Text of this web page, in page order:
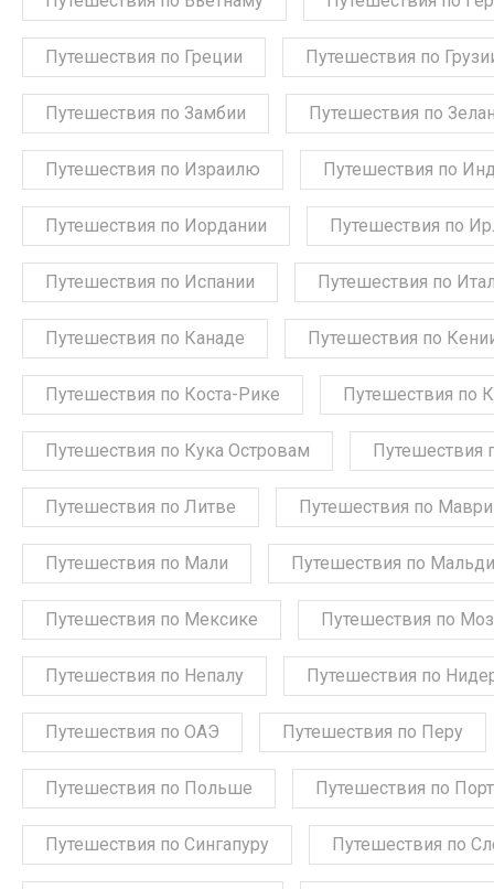
Путешествия по Греции Путешествия по
Путешествия по Замбии Путешествия по
Путешествия по Израилю Путешествия по
Путешествия по Иордании Путешествия по
Путешествия по Испании Путешествия по
Путешествия по Канаде Путешествия по
Путешествия по Коста-Рике Путешествия по
Путешествия по Кука Островам Путешествия
Путешествия по Литве Путешествия по
Путешествия по Мали Путешествия по
Путешествия по Мексике Путешествия по
Путешествия по Непалу Путешествия по
Путешествия по ОАЭ Путешествия по Перу
Путешествия по Польше Путешествия по
Путешествия по Сингапуру Путешествия по